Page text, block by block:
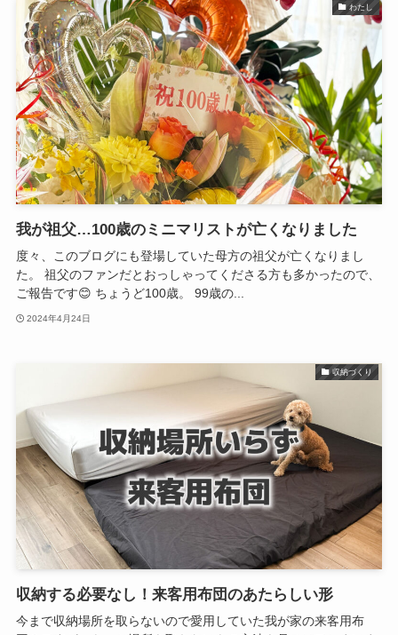
わたし
我が祖父…100歳のミニマリストが亡くなりました
度々、このブログにも登場していた母方の祖父が亡くなりまし
た。 祖父のファンだとおっしゃってくださる方も多かったので、
ご報告です😊 ちょうど100歳。 99歳の...
2024年4月24日
収納づくり
収納する必要なし！来客用布団のあたらしい形
今まで収納場所を取らないので愛用していた我が家の来客用布